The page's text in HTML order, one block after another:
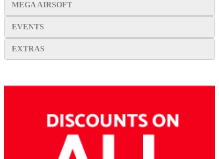
MEGA AIRSOFT
EVENTS
EXTRAS